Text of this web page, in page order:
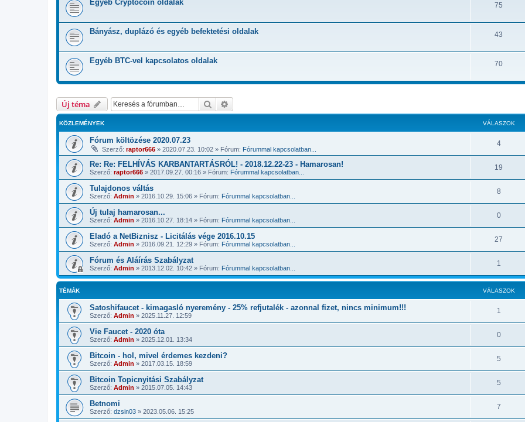
Egyéb Cryptocoin oldalak 75
Bányász, duplázó és egyéb befektetési oldalak 43
Egyéb BTC-vel kapcsolatos oldalak 70
Új téma Keresés
KÖZLEMÉNYEK VÁLASZOK
Fórum költözése 2020.07.23
Szerző: raptor666 » 2020.07.23. 10:02 » Fórum: Fórummal kapcsolatban...
4
Re: Re: FELHÍVÁS KARBANTARTÁSRÓL! - 2018.12.22-23 - Hamarosan!
Szerző: raptor666 » 2017.09.27. 00:16 » Fórum: Fórummal kapcsolatban...
19
Tulajdonos váltás
Szerző: Admin » 2016.10.29. 15:06 » Fórum: Fórummal kapcsolatban...
8
Új tulaj hamarosan...
Szerző: Admin » 2016.10.27. 18:14 » Fórum: Fórummal kapcsolatban...
0
Eladó a NetBiznisz - Licitálás vége 2016.10.15
Szerző: Admin » 2016.09.21. 12:29 » Fórum: Fórummal kapcsolatban...
27
Fórum és Aláírás Szabályzat
Szerző: Admin » 2013.12.02. 10:42 » Fórum: Fórummal kapcsolatban...
1
TÉMÁK VÁLASZOK
Satoshifaucet - kimagasló nyeremény - 25% refjutalék - azonnal fizet, nincs minimum!!!
Szerző: Admin » 2025.11.27. 12:59
1
Vie Faucet - 2020 óta
Szerző: Admin » 2025.12.01. 13:34
0
Bitcoin - hol, mivel érdemes kezdeni?
Szerző: Admin » 2017.03.15. 18:59
5
Bitcoin Topicnyitási Szabályzat
Szerző: Admin » 2015.07.05. 14:43
5
Betnomi
Szerző: dzsin03 » 2023.05.06. 15:25
7